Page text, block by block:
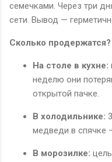
семечками. Через три
сети. Вывод —
Сколько
На столе в кухне:
неделю они
открытой пачке.
В холодильнике:
медведи в спячке
В морозилке: